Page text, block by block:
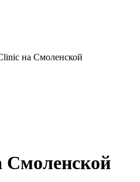
на Смоленской
Смоленской